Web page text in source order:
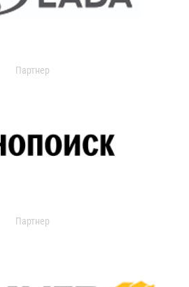
Партнер
Партнер